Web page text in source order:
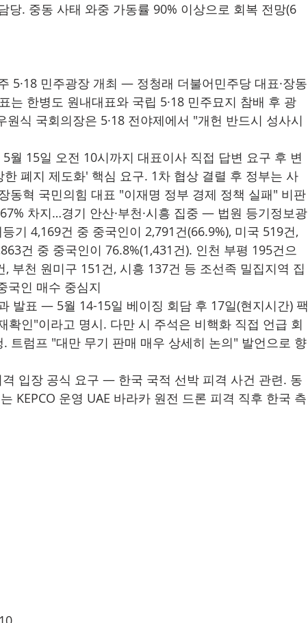
당. 중동 사태 와중 가동률 90% 이상으로 회복 전망(6
5·18 민주광장 개최 — 정청래 더불어민주당 대표·장동
는 한병도 원내대표와 국립 5·18 민주묘지 참배 후 광
식 국회의장은 5·18 전야제에서 "개헌 반드시 성사시
월 15일 오전 10시까지 대표이사 직접 답변 요구 후 변
폐지 제도화' 핵심 요구. 1차 협상 결렬 후 정부는 사
동혁 국민의힘 대표 "이재명 정부 경제 정책 실패" 비판
차지…경기 안산·부천·시흥 집중 — 법원 등기정보광
기 4,169건 중 중국인이 2,791건(66.9%), 미국 519건,
건 중 중국인이 76.8%(1,431건). 인천 부평 195건으
부천 원미구 151건, 시흥 137건 등 조선족 밀집지역 집
국인 매수 중심지
발표 — 5월 14-15일 베이징 회담 후 17일(현지시간) 팩
확인"이라고 명시. 다만 시 주석은 비핵화 직접 언급 회
트럼프 "대만 무기 판매 매우 상세히 논의" 발언으로 향
입장 공식 요구 — 한국 국적 선박 피격 사건 관련. 동
KEPCO 운영 UAE 바라카 원전 드론 피격 직후 한국 측